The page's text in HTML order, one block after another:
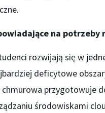
na potrzeby
rozwijają się w
deficytowe
przygotowuje
środowiskami